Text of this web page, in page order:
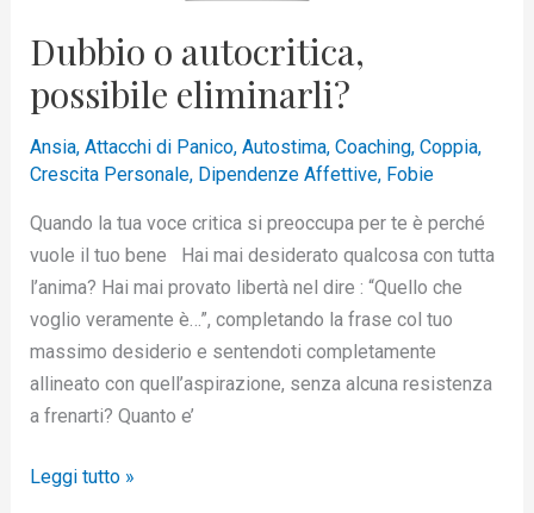
Dubbio o autocritica,
possibile eliminarli?
Ansia, Attacchi di Panico, Autostima, Coaching, Coppia,
Crescita Personale, Dipendenze Affettive, Fobie
Quando la tua voce critica si preoccupa per te è perché
vuole il tuo bene Hai mai desiderato qualcosa con tutta
l’anima? Hai mai provato libertà nel dire : “Quello che
voglio veramente è…”, completando la frase col tuo
massimo desiderio e sentendoti completamente
allineato con quell’aspirazione, senza alcuna resistenza
a frenarti? Quanto e’
Leggi tutto »